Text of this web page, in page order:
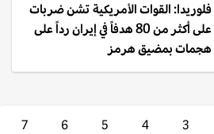
فلوريدا: القوات الأمريكية تشن ضربات
على أكثر من 80 هدفاً في إيران رداً على
هجمات بمضيق هرمز
3
4
5
6
7